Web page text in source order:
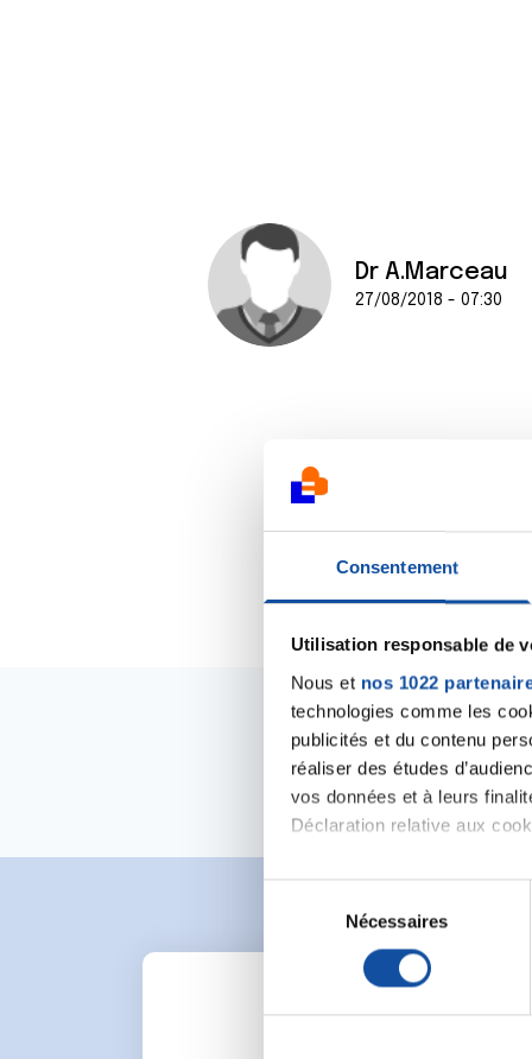
Consentement
Utilisation responsable de
Nous et nos 1022
technologies comme les
publicités et du contenu
réaliser des études
vos données et à leurs
Déclaration relative aux
Si vous le permettez, nous
Collecter des
digitales).
Pour en savoir plus sur le
. Vous pouvez
l
Nécessaires
Dr A.Marceau
27/08/2018 - 07:30